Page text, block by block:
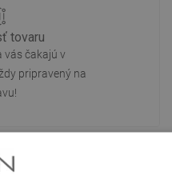
tovaru
vás čakajú v
pripravený na